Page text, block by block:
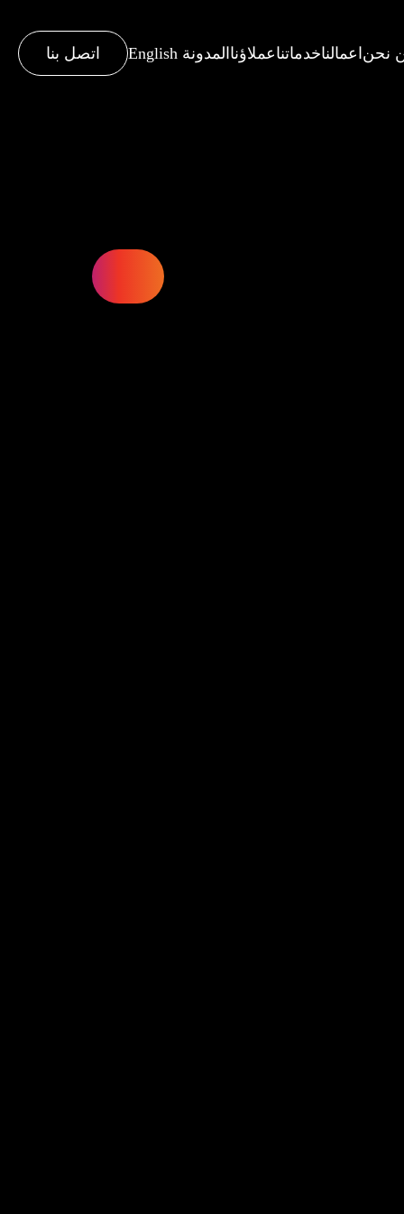
نحناعمالناخدماتناعملاؤناالمدونة English اتصل بنا